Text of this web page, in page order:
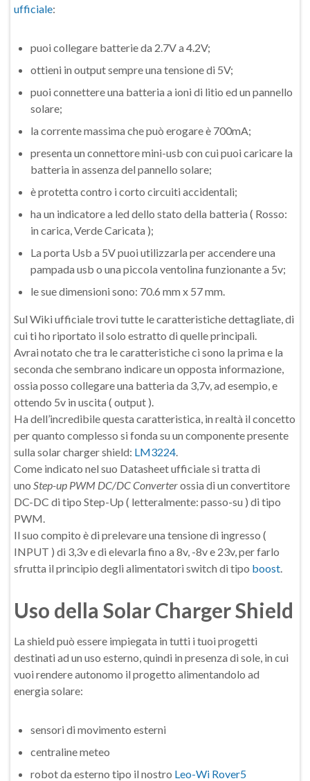
ufficiale:
puoi collegare batterie da 2.7V a 4.2V;
ottieni in output sempre una tensione di 5V;
puoi connettere una batteria a ioni di litio ed un pannello
solare;
la corrente massima che può erogare è 700mA;
presenta un connettore mini-usb con cui puoi caricare la
batteria in assenza del pannello solare;
è protetta contro i corto circuiti accidentali;
ha un indicatore a led dello stato della batteria ( Rosso:
in carica, Verde Caricata );
La porta Usb a 5V puoi utilizzarla per accendere una
pampada usb o una piccola ventolina funzionante a 5v;
le sue dimensioni sono: 70.6 mm x 57 mm.
Sul Wiki ufficiale trovi tutte le caratteristiche dettagliate, di
cui ti ho riportato il solo estratto di quelle principali.
Avrai notato che tra le caratteristiche ci sono la prima e la
seconda che sembrano indicare un opposta informazione,
ossia posso collegare una batteria da 3,7v, ad esempio, e
ottendo 5v in uscita ( output ).
Ha dell’incredibile questa caratteristica, in realtà il concetto
per quanto complesso si fonda su un componente presente
sulla solar charger shield: LM3224.
Come indicato nel suo Datasheet ufficiale si tratta di
uno Step-up PWM DC/DC Converterossia di un convertitore
DC-DC di tipo Step-Up ( letteralmente: passo-su ) di tipo
PWM.
Il suo compito è di prelevare una tensione di ingresso (
INPUT ) di 3,3v e di elevarla fino a 8v, -8v e 23v, per farlo
sfrutta il principio degli alimentatori switch di tipo boost.
Uso della Solar Charger Shield
La shield può essere impiegata in tutti i tuoi progetti
destinati ad un uso esterno, quindi in presenza di sole, in cui
vuoi rendere autonomo il progetto alimentandolo ad
energia solare:
sensori di movimento esterni
centraline meteo
robot da esterno tipo il nostro Leo-Wi Rover5